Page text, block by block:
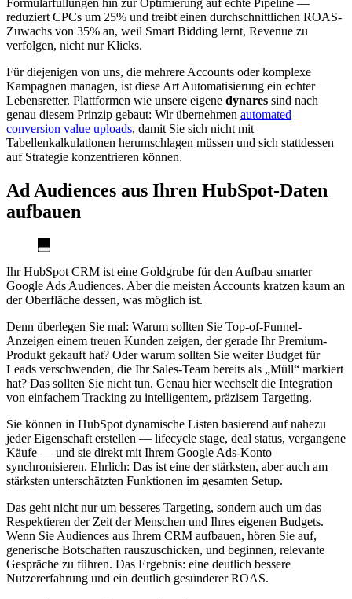
Formularfüllungen hin zur Optimierung auf echte Pipeline —
reduziert CPCs um 25% und treibt einen durchschnittlichen ROAS-
Zuwachs von 35% an, weil Smart Bidding lernt, Revenue zu
verfolgen, nicht nur Klicks.
Für diejenigen von uns, die mehrere Accounts oder komplexe
Kampagnen managen, ist diese Art Automatisierung ein echter
Lebensretter. Plattformen wie unsere eigene dynares sind nach
genau diesem Prinzip gebaut: Wir übernehmen automated
conversion value uploads, damit Sie sich nicht mit
Tabellenkalkulationen herumschlagen müssen und sich stattdessen
auf Strategie konzentrieren können.
Ad Audiences aus Ihren HubSpot-Daten
aufbauen
Ihr HubSpot CRM ist eine Goldgrube für den Aufbau smarter
Google Ads Audiences. Aber die meisten Accounts kratzen kaum an
der Oberfläche dessen, was möglich ist.
Denn überlegen Sie mal: Warum sollten Sie Top-of-Funnel-
Anzeigen einem treuen Kunden zeigen, der gerade Ihr Premium-
Produkt gekauft hat? Oder warum sollten Sie weiter Budget für
Leads verschwenden, die Ihr Sales-Team bereits als „Müll“ markiert
hat? Das sollten Sie nicht tun. Genau hier wechselt die Integration
von einfachem Tracking zu intelligentem, präzisem Targeting.
Sie können in HubSpot dynamische Listen basierend auf nahezu
jeder Eigenschaft erstellen — lifecycle stage, deal status, vergangene
Käufe — und sie direkt mit Ihrem Google Ads-Konto
synchronisieren. Ehrlich: Das ist eine der stärksten, aber auch am
stärksten unterschätzten Funktionen im gesamten Setup.
Das geht nicht nur um besseres Targeting, sondern auch um das
Respektieren der Zeit der Menschen und Ihres eigenen Budgets.
Wenn Sie Audiences aus Ihrem CRM aufbauen, hören Sie auf,
generische Botschaften rauszuschicken, und beginnen, relevante
Gespräche zu führen. Das Ergebnis: eine deutlich bessere
Nutzererfahrung und ein deutlich gesünderer ROAS.